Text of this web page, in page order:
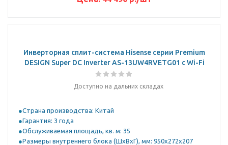
Инверторная сплит-система Hisense серии Premium
DESIGN Super DC Inverter AS-13UW4RVETG01 с Wi-Fi
Доступно на дальних складах
Страна производства: Китай
Гарантия: 3 года
Обслуживаемая площадь, кв. м: 35
Размеры внутреннего блока (ШхВхГ), мм: 950x272x207